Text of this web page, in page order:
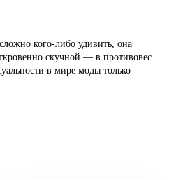
кого-либо удивить, она
скучной — в противовес
в мире моды только